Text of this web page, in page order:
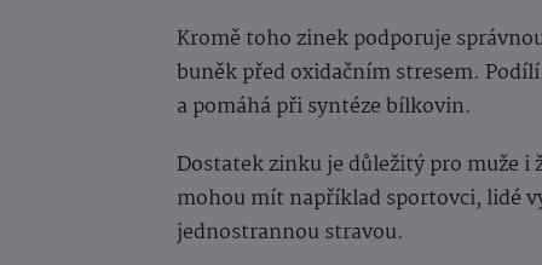
Kromě toho zinek podporuje
buněk před oxidačním stresem.
a pomáhá při syntéze bílkovin.
Dostatek zinku je důležitý pro muže
mohou mít například sportovci, lidé
jednostrannou stravou.